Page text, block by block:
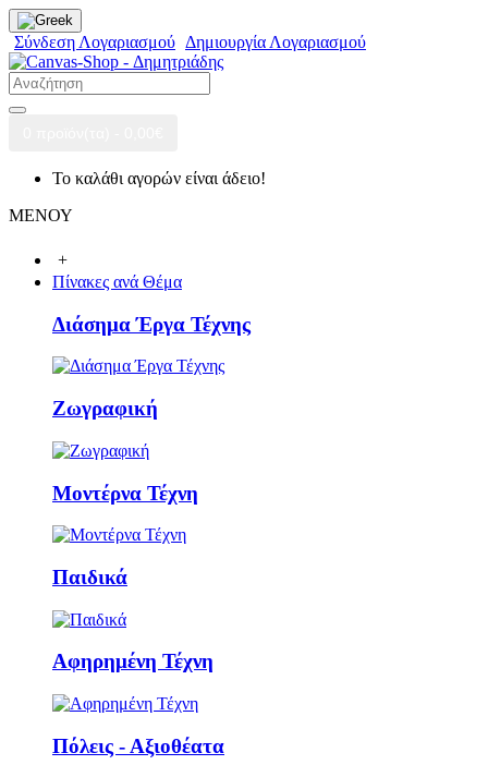
Σύνδεση Λογαριασμού Δημιουργία Λογαριασμού
Το καλάθι αγορών είναι άδειο!
ΜΕΝΟΥ
+
Πίνακες ανά Θέμα
Διάσημα Έργα Τέχνης
Ζωγραφική
Μοντέρνα Τέχνη
Παιδικά
Αφηρημένη Τέχνη
Πόλεις - Αξιοθέατα